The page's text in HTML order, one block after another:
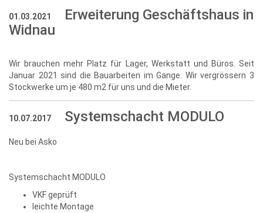
01.03.2021
Erweiterung Geschäftshaus in
Widnau
Wir brauchen mehr Platz für Lager, Werkstatt und Büros. Seit
Januar 2021 sind die Bauarbeiten im Gange. Wir vergrössern 3
Stockwerke um je 480 m2 für uns und die Mieter.
10.07.2017 Systemschacht MODULO
Neu bei Asko
Systemschacht MODULO
VKF geprüft
leichte Montage